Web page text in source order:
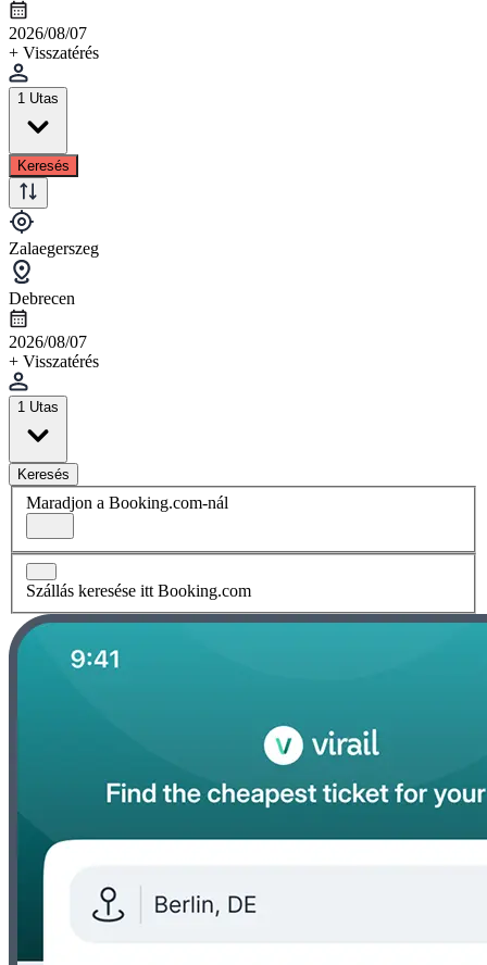
2026/08/07
+ Visszatérés
1 Utas
Keresés
Zalaegerszeg
Debrecen
2026/08/07
+ Visszatérés
1 Utas
Keresés
Maradjon a Booking.com-nál
Szállás keresése itt Booking.com